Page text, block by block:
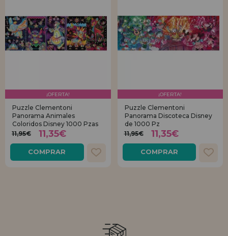
¡OFERTA!
Puzzle Clementoni
Panorama Animales
Coloridos Disney 1000 Pzas
11,95€
11,35€
COMPRAR
¡OFERTA!
Puzzle Clementoni
Panorama Discoteca Disney
de 1000 Pz
11,95€
11,35€
COMPRAR